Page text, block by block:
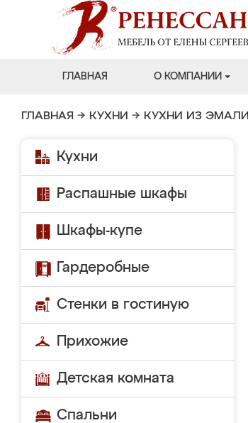
ГЛАВНАЯ О КОМПАНИИ
ГЛАВНАЯ → КУХНИ → КУХНИ ИЗ ЭМАЛИ
Кухни
Распашные шкафы
Шкафы-купе
Гардеробные
Стенки в гостиную
Прихожие
Детская комната
Спальни